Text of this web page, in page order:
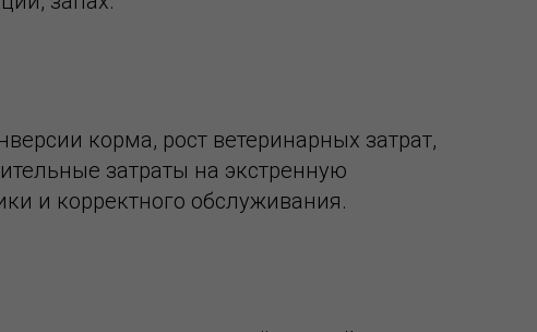
корма, рост ветеринарных затрат,
затраты на экстренную
и корректного обслуживания.